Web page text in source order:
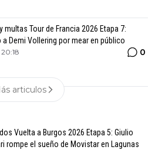
multas Tour de Francia 2026 Etapa 7:
a Demi Vollering por mear en público
0
articulos
Vuelta a Burgos 2026 Etapa 5: Giulio
rompe el sueño de Movistar en Lagunas